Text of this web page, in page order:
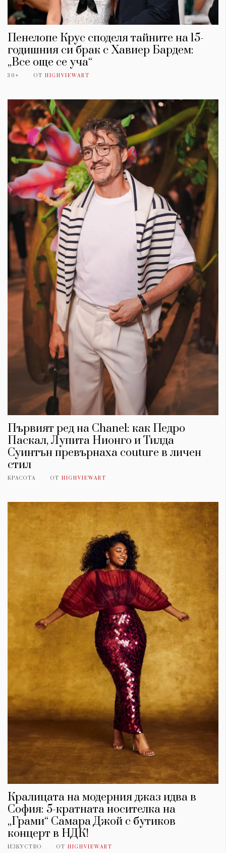
Пенелопе Крус споделя тайните на 15-
годишния си брак с Хавиер Бардем:
„Все още се уча“
30+ ОТ HIGHVIEWART
Първият ред на Chanel: как Педро
Паскал, Лупита Нионго и Тилда
Суинтън превърнаха couture в личен
стил
КРАСОТА ОТ HIGHVIEWART
Кралицата на модерния джаз идва в
София: 5-кратната носителка на
„Грами“ Самара Джой с бутиков
концерт в НДК!
ИЗКУСТВО ОТ HIGHVIEWART